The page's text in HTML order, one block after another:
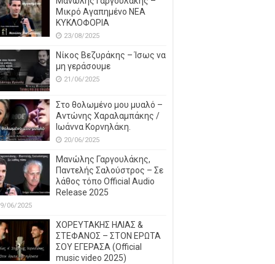
Μικρό Αγαπημένο NEΑ
ΚΥΚΛΟΦΟΡΙΑ
23/08/2025
Νίκος Βεζυράκης – Ίσως να
μη γεράσουμε
21/06/2025
Στο θολωμένο μου μυαλό –
Αντώνης Χαραλαμπάκης /
Ιωάννα Κορνηλάκη.
20/06/2025
Μανώλης Γαργουλάκης,
Παντελής Σαλούστρος – Σε
λάθος τόπο Official Audio
Release 2025
06/2025
ΧΟΡΕΥΤΑΚΗΣ ΗΛΙΑΣ &
ΣΤΕΦΑΝΟΣ – ΣΤΟΝ ΕΡΩΤΑ
ΣΟΥ ΕΓΕΡΑΣΑ (Official
music video 2025)